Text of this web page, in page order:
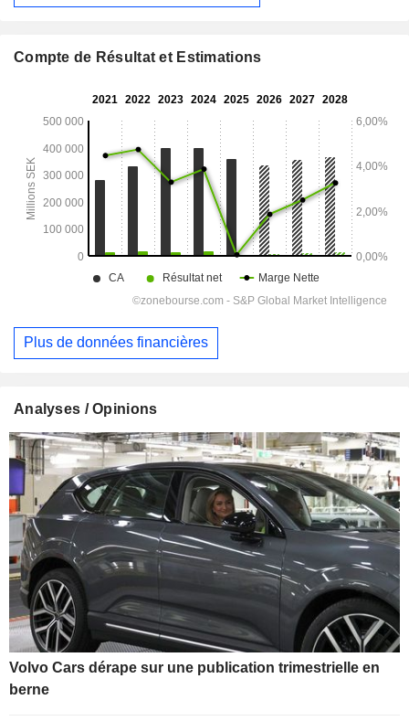
Compte de Résultat et Estimations
Plus de données financières
Analyses / Opinions
Volvo Cars dérape sur une publication trimestrielle en
berne